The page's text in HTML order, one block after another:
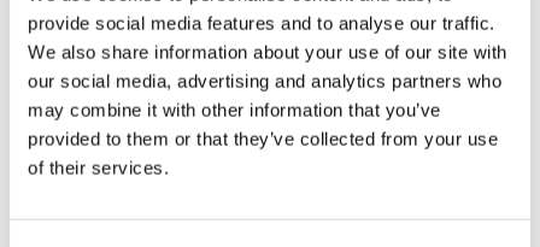
provide social media features and to analyse our traffic.
We also share information about your use of our site with
our social media, advertising and analytics partners who
may combine it with other information that you’ve
provided to them or that they’ve collected from your use
of their services.
Mustakallion, jonka suoritusta Sielujen saaressa on
kiitelty, sekäHanna Brotheruksen, joka on luonut
näytelmän kauniin koreografian.
Tilaisuus on kaksikielinen.